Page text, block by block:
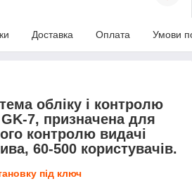
Доставка Оплата Умови
обліку і контролю
7, призначена для
контролю видачі
60-500 користувачів.
під ключ